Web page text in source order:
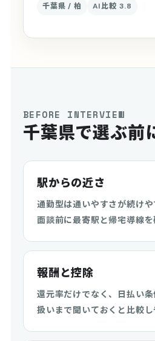
千葉県 / 柏 AI比較 3.8
BEFORE INTERVIEW
千葉県で選ぶ前
駅からの近さ
通勤型は通いやすさが続けや
面談前に最寄駅と帰宅導線を
報酬と控除
還元率だけでなく、日払い
扱いまで聞いておくと比較し